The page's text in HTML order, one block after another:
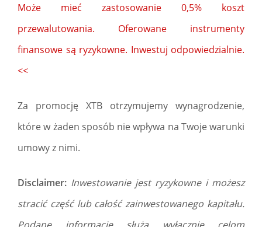
Może mieć zastosowanie 0,5% koszt
przewalutowania. Oferowane instrumenty
finansowe są ryzykowne. Inwestuj odpowiedzialnie.
<<
Za promocję XTB otrzymujemy wynagrodzenie,
które w żaden sposób nie wpływa na Twoje warunki
umowy z nimi.
Disclaimer: Inwestowanie jest ryzykowne i możesz
stracić część lub całość zainwestowanego kapitału.